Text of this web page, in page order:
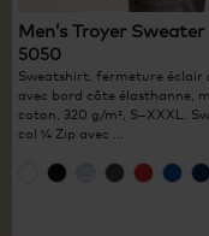
Men’s Troyer Sweater
5050
Sweatshirt, fermeture éclair
avec bord côte élasthanne,
coton, 320 g/m², S–XXXL.
col ¼ Zip avec ...